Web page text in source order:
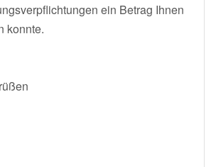
ein Betrag Ihnen
konnte.